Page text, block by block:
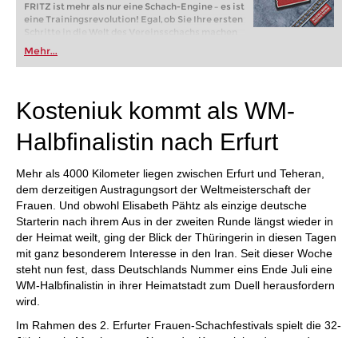
FRITZ ist mehr als nur eine Schach-Engine – es ist
eine Trainingsrevolution! Egal, ob Sie Ihre ersten
Schritte in die Welt des Vereinsschachs machen
oder bereits auf Turnierniveau spielen: Mit
FRITZ trainieren Sie effizienter, intelligenter und
individueller als je zuvor.
Mehr...
Kosteniuk kommt als WM-
Halbfinalistin nach Erfurt
Mehr als 4000 Kilometer liegen zwischen Erfurt und Teheran,
dem derzeitigen Austragungsort der Weltmeisterschaft der
Frauen. Und obwohl Elisabeth Pähtz als einzige deutsche
Starterin nach ihrem Aus in der zweiten Runde längst wieder in
der Heimat weilt, ging der Blick der Thüringerin in diesen Tagen
mit ganz besonderem Interesse in den Iran. Seit dieser Woche
steht nun fest, dass Deutschlands Nummer eins Ende Juli eine
WM-Halbfinalistin in ihrer Heimatstadt zum Duell herausfordern
wird.
Im Rahmen des 2. Erfurter Frauen-Schachfestivals spielt die 32-